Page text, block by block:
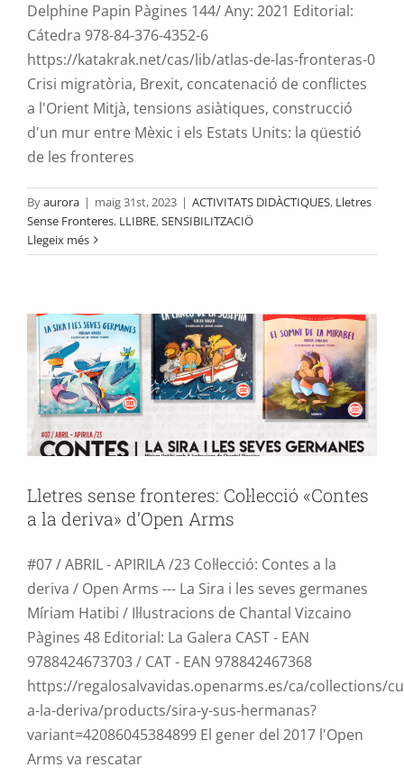
Delphine Papin Pàgines 144/ Any: 2021 Editorial:
Cátedra 978-84-376-4352-6
https://katakrak.net/cas/lib/atlas-de-las-fronteras-0
Crisi migratòria, Brexit, concatenació de conflictes
a l'Orient Mitjà, tensions asiàtiques, construcció
d'un mur entre Mèxic i els Estats Units: la qüestió
de les fronteres
Byaurora | maig 31st, 2023 | ACTIVITATS DIDÀCTIQUES, Lletres
Sense Fronteres, LLIBRE,SENSIBILITZACIÖ
Llegeix més
Lletres sense fronteres: Col·lecció
«Contes a la deriva» d’Open Arms
Lletres sense fronteres: Col·lecció «Contes
a la deriva» d’Open Arms
#07 / ABRIL - APIRILA /23 Col·lecció: Contes a la
deriva / Open Arms --- La Sira i les seves germanes
Míriam Hatibi / Il·lustracions de Chantal Vizcaino
Pàgines 48 Editorial: La Galera CAST - EAN
9788424673703 / CAT - EAN 978842467368
https://regalosalvavidas.openarms.es/ca/collections/
a-la-deriva/products/sira-y-sus-hermanas?
variant=42086045384899 El gener del 2017 l'Open
Arms va rescatar